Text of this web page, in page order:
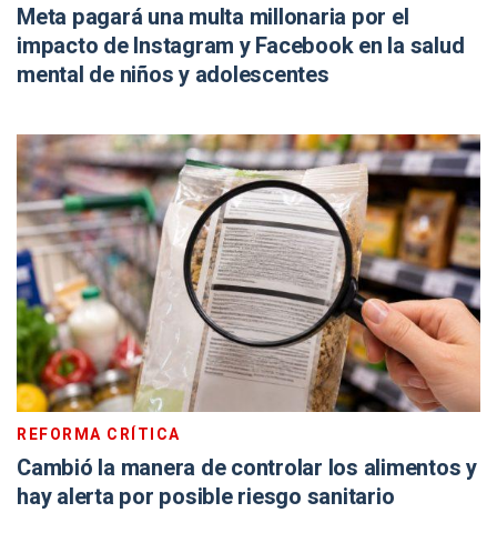
Meta pagará una multa millonaria por el
impacto de Instagram y Facebook en la salud
mental de niños y adolescentes
REFORMA CRÍTICA
Cambió la manera de controlar los alimentos y
hay alerta por posible riesgo sanitario